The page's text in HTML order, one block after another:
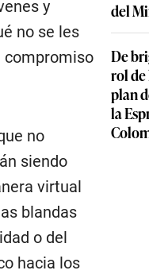
y
no se les
compromiso
no
siendo
virtual
blandas
o del
hacia los
del
De
rol de
plan
la